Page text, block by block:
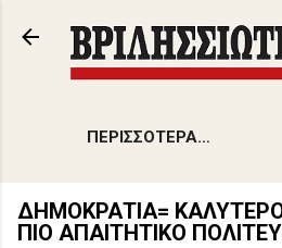
Μετάβαση στο κύριο
ΠΕΡΙΣΣΌΤΕΡΑ…
ΔΗΜΟΚΡΑΤΙΑ=
ΠΙΟ ΑΠΑΙΤΗΤΙΚΟ